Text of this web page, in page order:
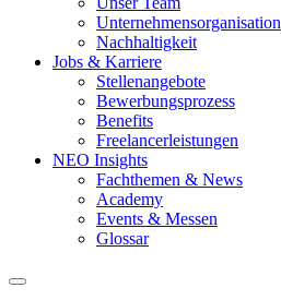
Unternehmensorganisation
Nachhaltigkeit
Jobs & Karriere
Stellenangebote
Bewerbungsprozess
Benefits
Freelancerleistungen
NEO Insights
Fachthemen & News
Academy
Events & Messen
Glossar